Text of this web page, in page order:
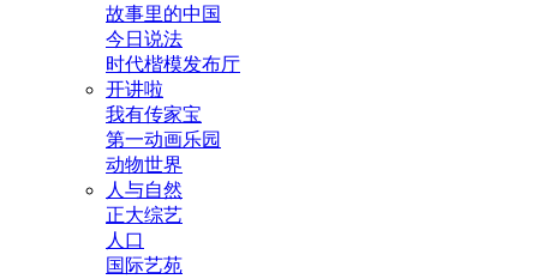
故事里的中国
今日说法
时代楷模发布厅
开讲啦
我有传家宝
第一动画乐园
动物世界
人与自然
正大综艺
人口
国际艺苑